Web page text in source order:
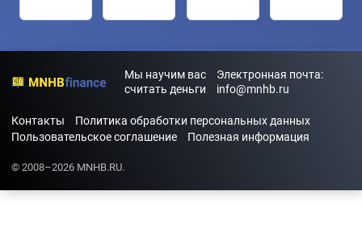
Мы научим вас
считать деньги
Электронная почта:
info@mnhb.ru
Контакты
Политика обработки персональных данных
Пользовательское соглашение
Полезная информация
© 2008–2026 MNHB.RU.